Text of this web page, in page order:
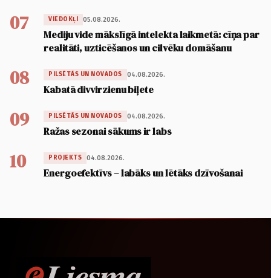
07 VIEDOKĻI 05.08.2026.
Mediju vide mākslīgā intelekta laikmetā: cīņa par
realitāti, uzticēšanos un cilvēku domāšanu
08 PILSĒTĀS UN NOVADOS 04.08.2026.
Kabatā divvirzienu biļete
09 PILSĒTĀS UN NOVADOS 04.08.2026.
Ražas sezonai sākums ir labs
10 PROJEKTS 04.08.2026.
Energoefektīvs – labāks un lētāks dzīvošanai